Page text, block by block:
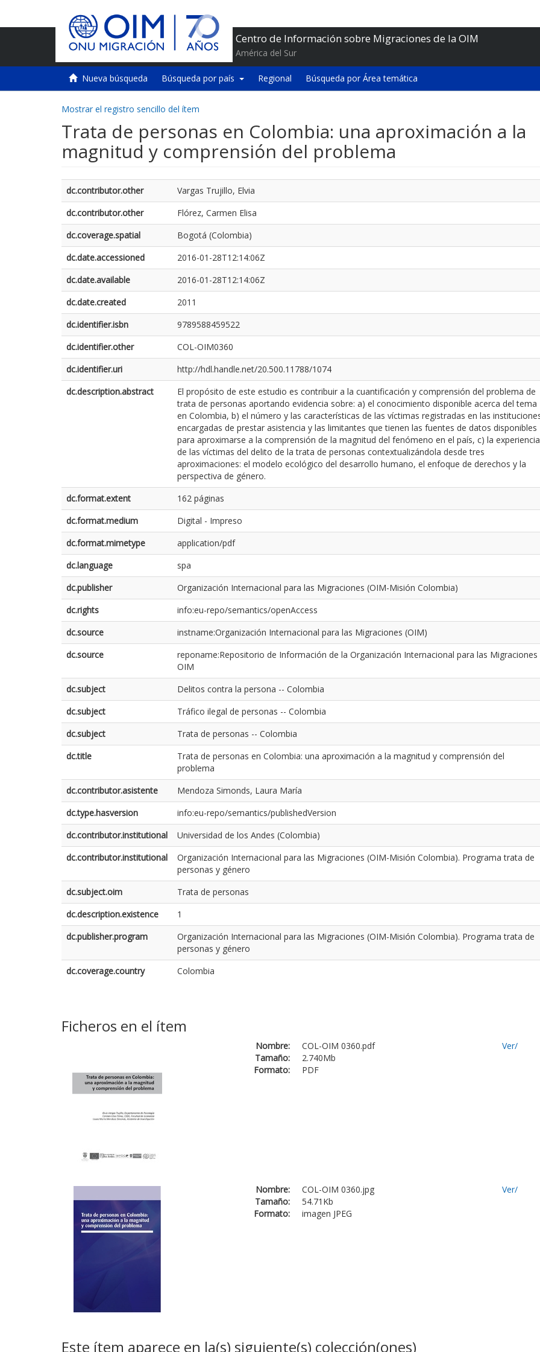
Centro de Información sobre Migraciones de la OIM
América del Sur
Nueva búsqueda Búsqueda por país Regional Búsqueda por Área temática
Mostrar el registro sencillo del ítem
Trata de personas en Colombia: una aproximación a la
magnitud y comprensión del problema
dc.contributor.other
Vargas Trujillo, Elvia
dc.contributor.other
Flórez, Carmen Elisa
dc.coverage.spatial
Bogotá (Colombia)
dc.date.accessioned
2016-01-28T12:14:06Z
dc.date.available
2016-01-28T12:14:06Z
dc.date.created
2011
dc.identifier.isbn
9789588459522
dc.identifier.other
COL-OIM0360
dc.identifier.uri
http://hdl.handle.net/20.500.11788/1074
dc.description.abstract
El propósito de este estudio es contribuir a la cuantificación y comprensión del problema de
trata de personas aportando evidencia sobre: a) el conocimiento disponible acerca del tema
en Colombia, b) el número y las características de las víctimas registradas en las
encargadas de prestar asistencia y las limitantes que tienen las fuentes de datos disponibles
para aproximarse a la comprensión de la magnitud del fenómeno en el país, c) la experiencia
de las víctimas del delito de la trata de personas contextualizándola desde tres
aproximaciones: el modelo ecológico del desarrollo humano, el enfoque de derechos y la
perspectiva de género.
dc.format.extent
162 páginas
dc.format.medium
Digital - Impreso
dc.format.mimetype
application/pdf
dc.language
spa
dc.publisher
Organización Internacional para las Migraciones (OIM-Misión Colombia)
dc.rights
info:eu-repo/semantics/openAccess
dc.source
instname:Organización Internacional para las Migraciones (OIM)
dc.source
reponame:Repositorio de Información de la Organización Internacional para las Migraciones
OIM
dc.subject
Delitos contra la persona -- Colombia
dc.subject
Tráfico ilegal de personas -- Colombia
dc.subject
Trata de personas -- Colombia
dc.title
Trata de personas en Colombia: una aproximación a la magnitud y comprensión del
problema
dc.contributor.asistente
Mendoza Simonds, Laura María
dc.type.hasversion
info:eu-repo/semantics/publishedVersion
dc.contributor.institutional
Universidad de los Andes (Colombia)
dc.contributor.institutional
Organización Internacional para las Migraciones (OIM-Misión Colombia). Programa trata de
personas y género
dc.subject.oim
Trata de personas
dc.description.existence
1
dc.publisher.program
Organización Internacional para las Migraciones (OIM-Misión Colombia). Programa trata de
personas y género
dc.coverage.country
Colombia
Ficheros en el ítem
Nombre:
COL-OIM 0360.pdf
Tamaño:
2.740Mb
Formato:
PDF
Ver/
Nombre:
COL-OIM 0360.jpg
Tamaño:
54.71Kb
Formato:
imagen JPEG
Ver/
Este ítem aparece en la(s) siguiente(s) colección(ones)